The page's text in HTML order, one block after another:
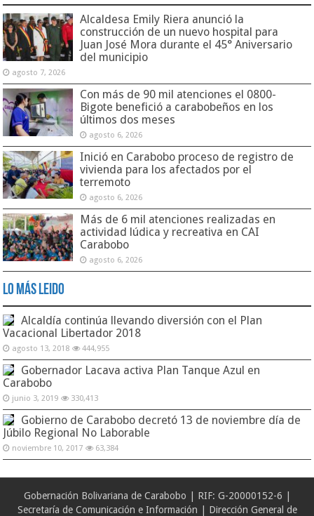
Alcaldesa Emily Riera anunció la
construcción de un nuevo hospital para
Juan José Mora durante el 45° Aniversario
del municipio
agosto 7, 2026
Con más de 90 mil atenciones el 0800-
Bigote benefició a carabobeños en los
últimos dos meses
agosto 6, 2026
Inició en Carabobo proceso de registro de
vivienda para los afectados por el
terremoto
agosto 6, 2026
Más de 6 mil atenciones realizadas en
actividad lúdica y recreativa en CAI
Carabobo
agosto 6, 2026
Lo Más Leido
Alcaldía continúa llevando diversión con el Plan
Vacacional Libertador 2018
agosto 13, 2018 444,955
Gobernador Lacava activa Plan Tanque Azul en
Carabobo
junio 3, 2019 330,413
Gobierno de Carabobo decretó 13 de noviembre día de
Júbilo Regional No Laborable
noviembre 10, 2017 63,384
Gobernación Bolivariana de Carabobo | RIF: G-20000152-6 |
Secretaría de Comunicación e Información | Dirección General de